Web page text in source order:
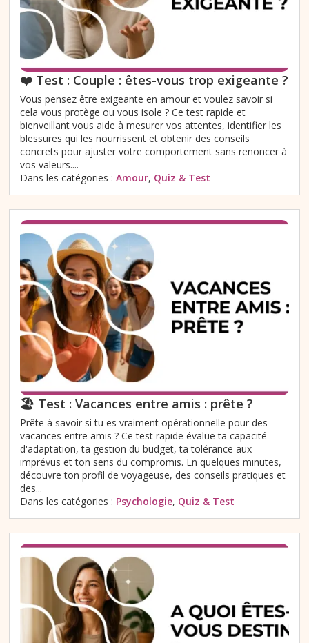
❤️ Test : Couple : êtes-vous trop exigeante ?
Vous pensez être exigeante en amour et voulez savoir si
cela vous protège ou vous isole ? Ce test rapide et
bienveillant vous aide à mesurer vos attentes, identifier les
blessures qui les nourrissent et obtenir des conseils
concrets pour ajuster votre comportement sans renoncer à
vos valeurs....
Dans les catégories : Amour, Quiz & Test
🏖️ Test : Vacances entre amis : prête ?
Prête à savoir si tu es vraiment opérationnelle pour des
vacances entre amis ? Ce test rapide évalue ta capacité
d'adaptation, ta gestion du budget, ta tolérance aux
imprévus et ton sens du compromis. En quelques minutes,
découvre ton profil de voyageuse, des conseils pratiques et
des...
Dans les catégories : Psychologie, Quiz & Test